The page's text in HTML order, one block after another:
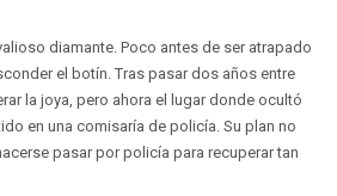
diamante. Poco antes de ser atrapado
el botín. Tras pasar dos años entre
la joya, pero ahora el lugar donde ocultó
en una comisaría de policía. Su plan no
pasar por policía para recuperar tan